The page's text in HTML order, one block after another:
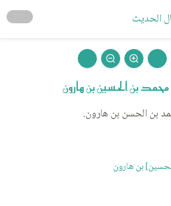
الحديث
بن الحسن بن هارون.
بن هارون